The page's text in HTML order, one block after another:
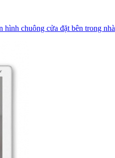
chuông cửa đặt bên trong nhà